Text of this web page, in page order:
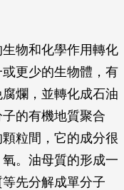
物和化學作用轉化
更少的生物體，有
爛，並轉化成石油
的有機地質聚合
粒間，它的成分很
。油母質的形成一
先分解成單分子